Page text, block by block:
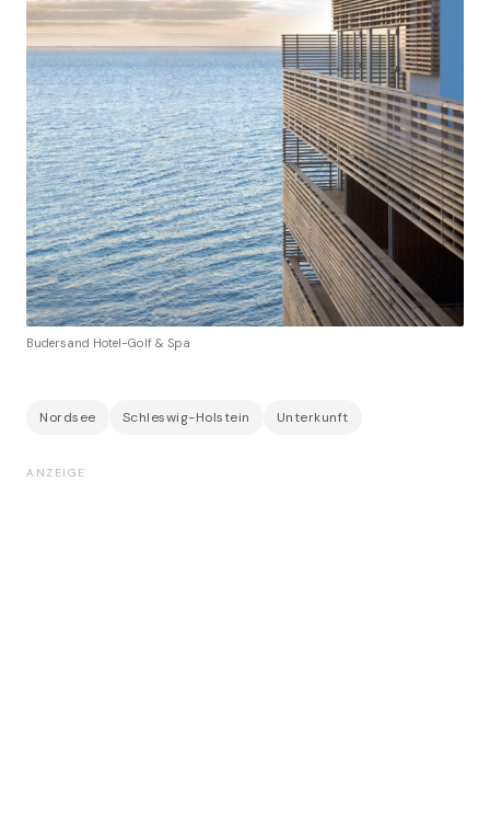
Budersand Hotel-Golf & Spa
Nordsee Schleswig-Holstein Unterkunft
ANZEIGE